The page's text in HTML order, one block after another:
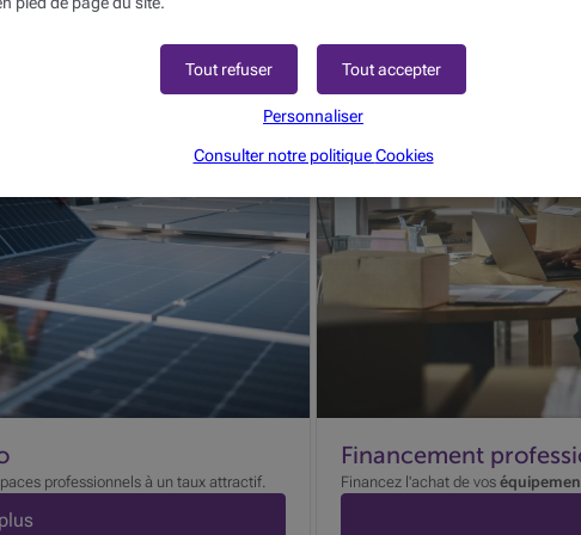
professionnels à un taux attractif.
Financement
Financez l'achat de vos
Tout accepter
Tout refuser
Personnaliser
Consulter notre politiqueCookies